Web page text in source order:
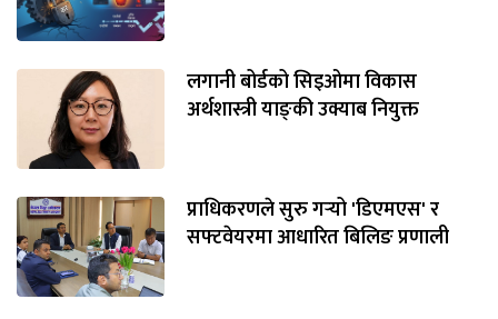
लगानी बोर्डको सिइओमा विकास
अर्थशास्त्री याङ्‌की उक्याब नियुक्त
प्राधिकरणले सुरु गर्‍यो 'डिएमएस' र
सफ्टवेयरमा आधारित बिलिङ प्रणाली